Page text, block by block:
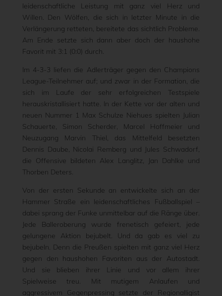
leidenschaftliche Leistung mit ganz viel Herz und
Willen. Den Wölfen, die sich in letzter Minute in die
Verlängerung retteten, bereitete das sichtlich Probleme.
Am Ende setzte sich dann aber doch der haushohe
Favorit mit 3:1 (0:0) durch.
Im 4-3-3 liefen die Adlerträger gegen den Champions
League-Teilnehmer auf; und zwar in der Formation, die
sich im Laufe der sehr erfolgreichen Testspiele
herauskristallisiert hatte. In der Kette vor der alten und
neuen Nummer 1 Max Schulze Niehues spielten Julian
Schauerte, Simon Scherder, Marcel Hoffmeier und
Neuzugang Marvin Thiel, das Mittelfeld besetzten
Dennis Daube, Nicolai Remberg und Jules Schwadorf,
die Offensive bildeten Alex Langlitz, Jan Dahlke und
Thorben Deters.
Von der ersten Sekunde an entwickelte sich an der
Hammer Straße ein leidenschaftliches Fußballspiel –
dabei sprang der Funke unmittelbar auf die Ränge über.
Jede Balleroberung wurde frenetisch gefeiert, jede
gelungene Aktion bejubelt. Und da gab es viel zu
bejubeln. Denn die Preußen spielten mit ganz viel Herz
gegen den haushohen Favoriten aus der Autostadt.
Und sie blieben ihrer Linie und vor allem ihrer
Spielweise treu. Mit mutigem Anlaufen und
aggressivem Gegenpressing setzte der Regionalligist